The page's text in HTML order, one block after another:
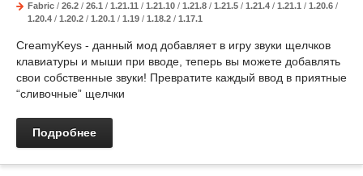
Fabric / 26.2 / 26.1 / 1.21.11 / 1.21.10 / 1.21.8 / 1.21.5 / 1.21.4 / 1.21.1 / 1.20.6 /
1.20.4 / 1.20.2 / 1.20.1 / 1.19 / 1.18.2 / 1.17.1
CreamyKeys - данный мод добавляет в игру звуки щелчков
клавиатуры и мыши при вводе, теперь вы можете добавлять
свои собственные звуки! Превратите каждый ввод в приятные
“сливочные” щелчки
Подробнее